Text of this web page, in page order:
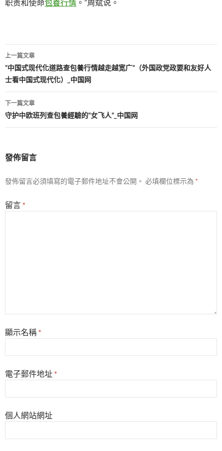
职责和使命包養行情 。”周斌说。
文
章
導
覽
上一篇文章
“中国式现代化道路查包養行情越走越宽广”（外国政党政要和友好人
士看中国式现代化）_中国网
下一篇文章
守护中欧班列查包養經驗的“女飞人”_中国网
發佈留言
發佈留言必須填寫的電子郵件地址不會公開。 必填欄位標示為 *
留言 *
顯示名稱 *
電子郵件地址 *
個人網站網址